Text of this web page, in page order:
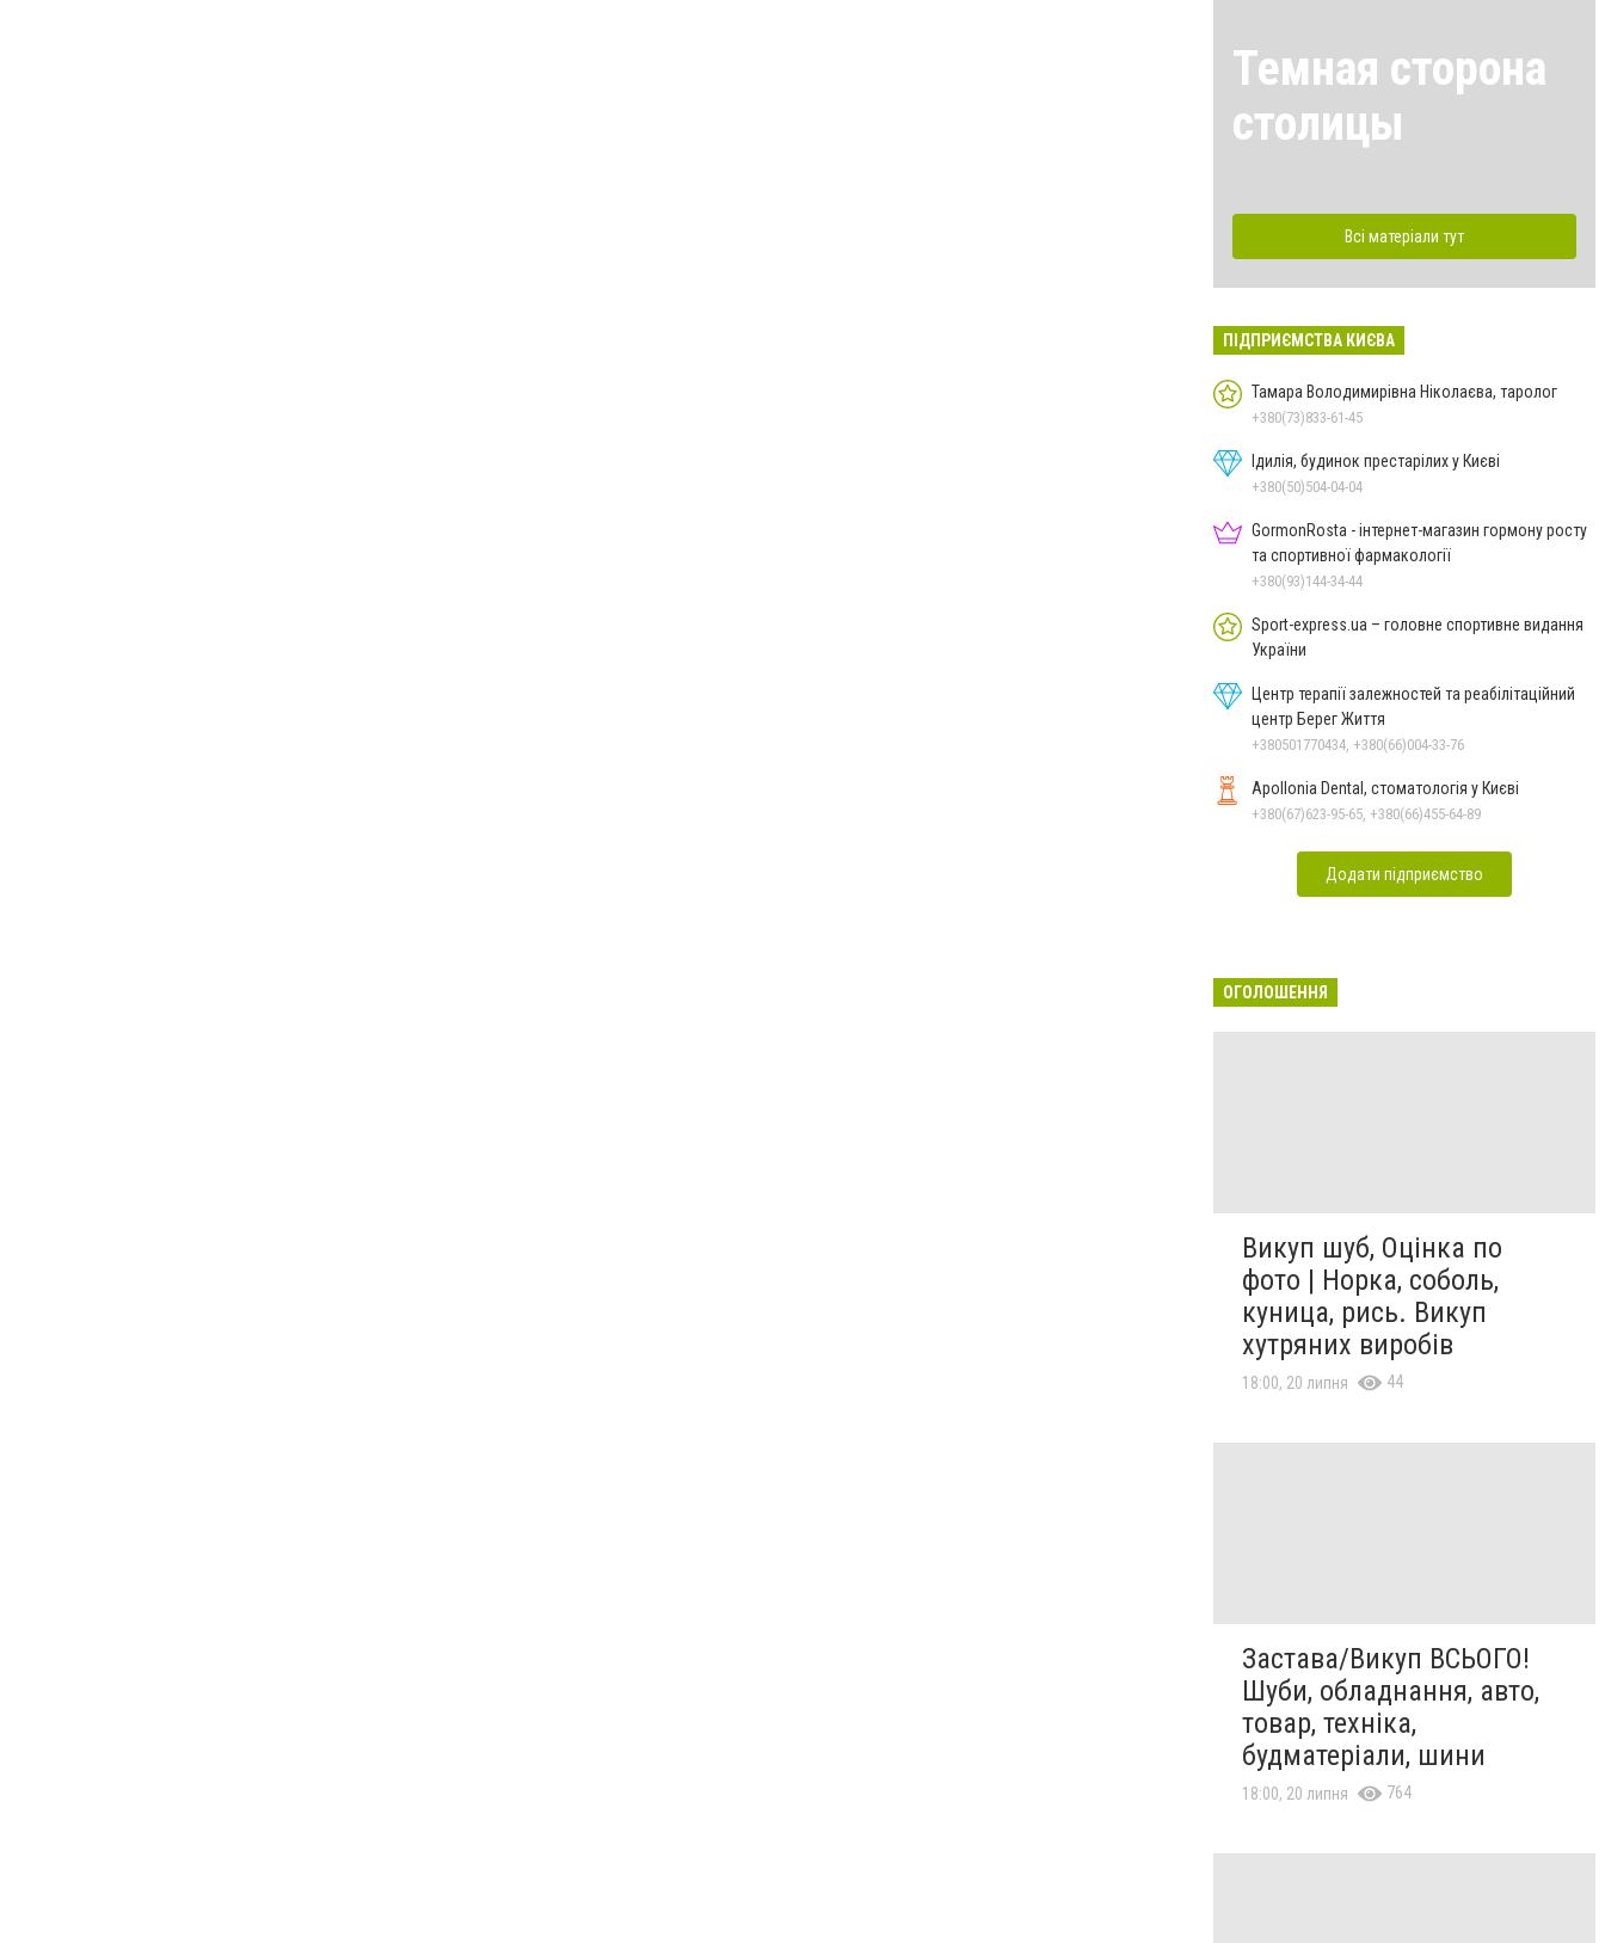
Темная сторона
столицы
Всі матеріали тут
ПІДПРИЄМСТВА КИЄВА
Тамара Володимирівна Ніколаєва, таролог
+380(73)833-61-45
Ідилія, будинок престарілих у Києві
+380(50)504-04-04
GormonRosta - інтернет-магазин гормону росту
та спортивної фармакології
+380(93)144-34-44
Sport-express.ua – головне спортивне видання
України
Центр терапії залежностей та реабілітаційний
центр Берег Життя
+380501770434, +380(66)004-33-76
Apollonia Dental, стоматологія у Києві
+380(67)623-95-65, +380(66)455-64-89
Додати підприємство
ОГОЛОШЕННЯ
Викуп шуб, Оцінка по
фото | Норка, соболь,
куница, рись. Викуп
хутряних виробів
18:00, 20 липня 44
Застава/Викуп ВСЬОГО!
Шуби, обладнання, авто,
товар, техніка,
будматеріали, шини
18:00, 20 липня 764